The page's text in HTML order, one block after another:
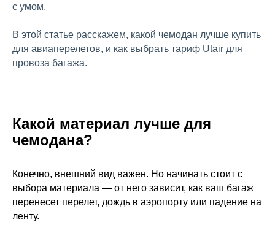
с умом.
В этой статье расскажем, какой чемодан лучше купить
для авиаперелетов, и как выбрать тариф Utair для
провоза багажа.
Какой материал лучше для
чемодана?
Конечно, внешний вид важен. Но начинать стоит с
выбора материала — от него зависит, как ваш багаж
перенесет перелет, дождь в аэропорту или падение на
ленту.